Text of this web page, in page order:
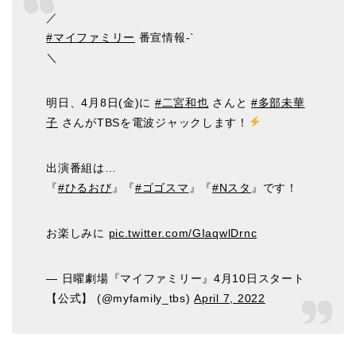
／
#マイファミリー 番宣情報-`
＼
明日、4月8日(金)に #二宮和也 さんと#多部未華
子 さんがTBSを電波ジャックします！
出演番組は…
『#ひるおび 』『#ゴゴスマ 』『#Nスタ 』です！
お楽しみに pic.twitter.com/GIaqwlDrnc
— 日曜劇場『マイファミリー』4月10日スタート
【公式】 (@myfamily_tbs)April 7, 2022